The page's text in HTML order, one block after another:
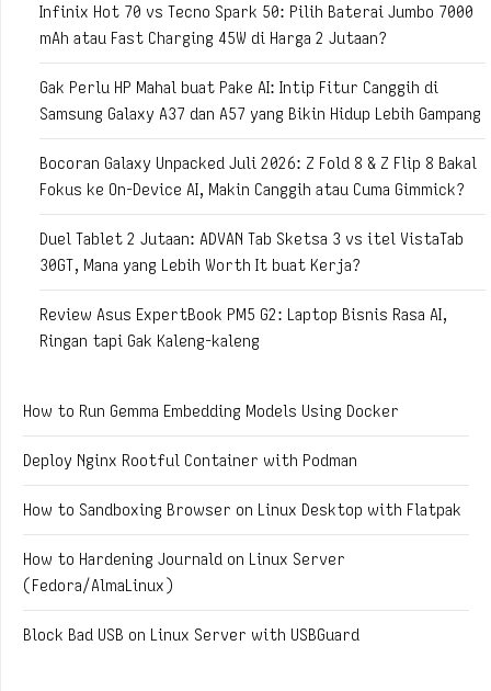
Infinix Hot 70 vs Tecno Spark 50: Pilih Baterai Jumbo 7000
mAh atau Fast Charging 45W di Harga 2 Jutaan?
Gak Perlu HP Mahal buat Pake AI: Intip Fitur Canggih di
Samsung Galaxy A37 dan A57 yang Bikin Hidup Lebih Gampang
Bocoran Galaxy Unpacked Juli 2026: Z Fold 8 & Z Flip 8 Bakal
Fokus ke On-Device AI, Makin Canggih atau Cuma Gimmick?
Duel Tablet 2 Jutaan: ADVAN Tab Sketsa 3 vs itel VistaTab
30GT, Mana yang Lebih Worth It buat Kerja?
Review Asus ExpertBook PM5 G2: Laptop Bisnis Rasa AI,
Ringan tapi Gak Kaleng-kaleng
How to Run Gemma Embedding Models Using Docker
Deploy Nginx Rootful Container with Podman
How to Sandboxing Browser on Linux Desktop with Flatpak
How to Hardening Journald on Linux Server
(Fedora/AlmaLinux)
Block Bad USB on Linux Server with USBGuard